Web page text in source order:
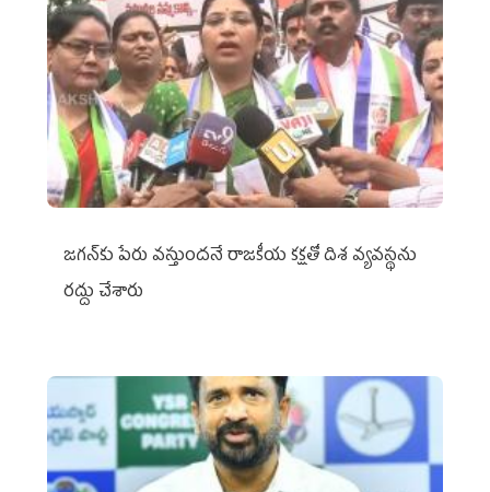
జగన్‌కు పేరు వస్తుందనే రాజకీయ కక్షతో దిశ వ్య‌వ‌స్థ‌ను
రద్దు చేశారు